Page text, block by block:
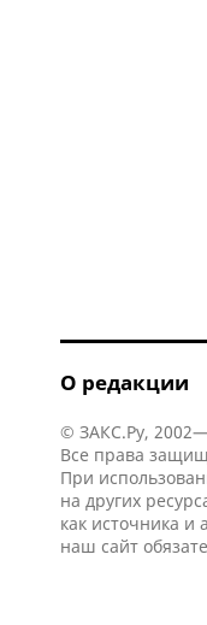
О редакции
© ЗАКС.Ру,
Все права
При
на других
как источника и
наш сайт